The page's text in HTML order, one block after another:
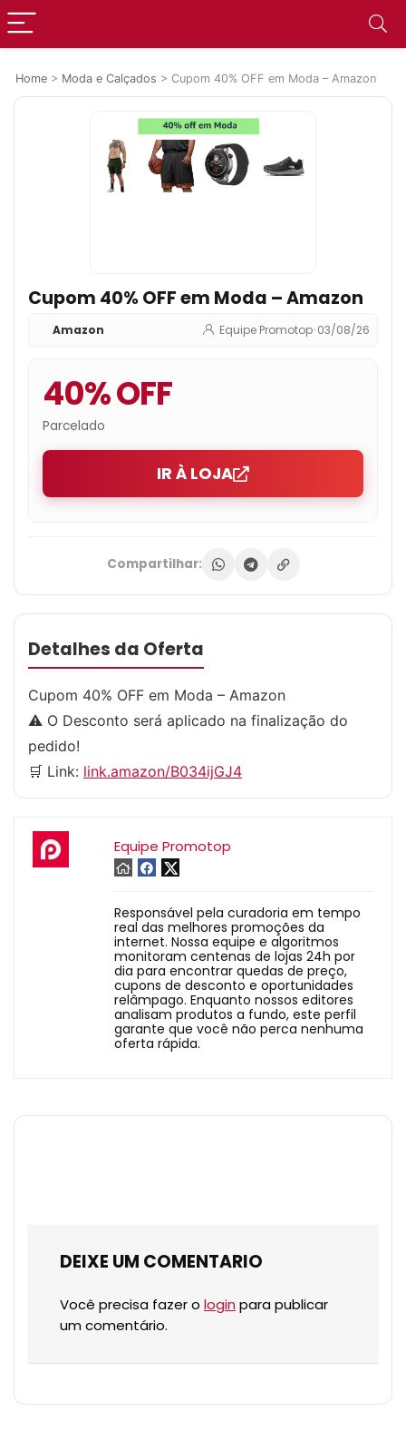
Home > Moda e Calçados > Cupom 40% OFF em Moda – Amazon
Cupom 40% OFF em Moda – Amazon
Amazon Equipe Promotop•03/08/26
40% OFF
Parcelado
IR À LOJA
Compartilhar:
Detalhes da Oferta
Cupom 40% OFF em Moda – Amazon
⚠️ O Desconto será aplicado na finalização do
pedido!
🛒 Link: link.amazon/B034ijGJ4
Equipe Promotop
Responsável pela curadoria em tempo
real das melhores promoções da
internet. Nossa equipe e algoritmos
monitoram centenas de lojas 24h por
dia para encontrar quedas de preço,
cupons de desconto e oportunidades
relâmpago. Enquanto nossos editores
analisam produtos a fundo, este perfil
garante que você não perca nenhuma
oferta rápida.
DEIXE UM COMENTARIO
Você precisa fazer o login para publicar
um comentário.